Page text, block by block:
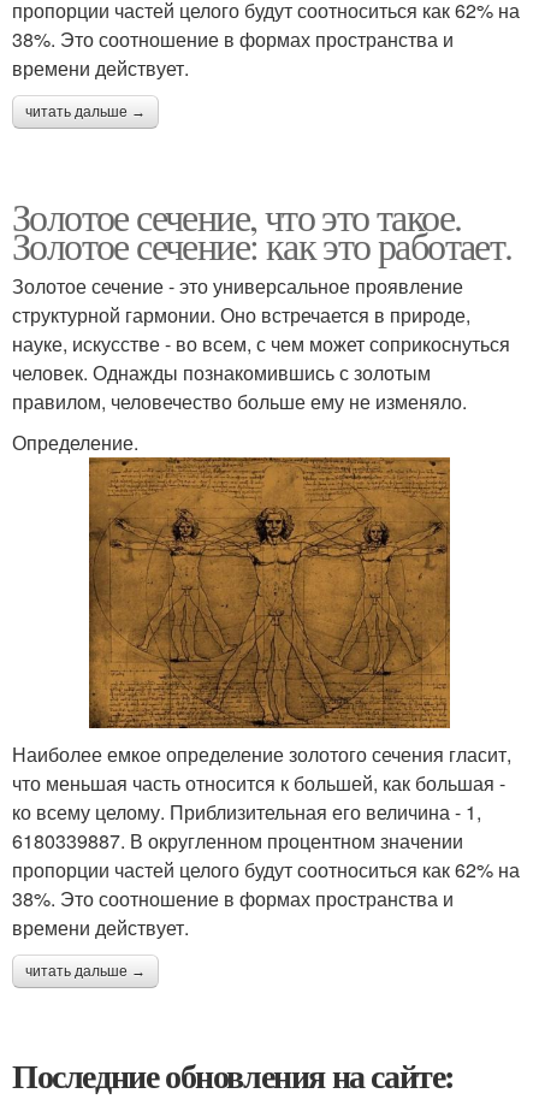
пропорции частей целого будут соотноситься как 62% на
38%. Это соотношение в формах пространства и
времени действует.
читать дальше →
Золотое сечение, что это такое.
Золотое сечение: как это работает.
Золотое сечение - это универсальное проявление
структурной гармонии. Оно встречается в природе,
науке, искусстве - во всем, с чем может соприкоснуться
человек. Однажды познакомившись с золотым
правилом, человечество больше ему не изменяло.
Определение.
Наиболее емкое определение золотого сечения гласит,
что меньшая часть относится к большей, как большая -
ко всему целому. Приблизительная его величина - 1,
6180339887. В округленном процентном значении
пропорции частей целого будут соотноситься как 62% на
38%. Это соотношение в формах пространства и
времени действует.
читать дальше →
Последние обновления на сайте: